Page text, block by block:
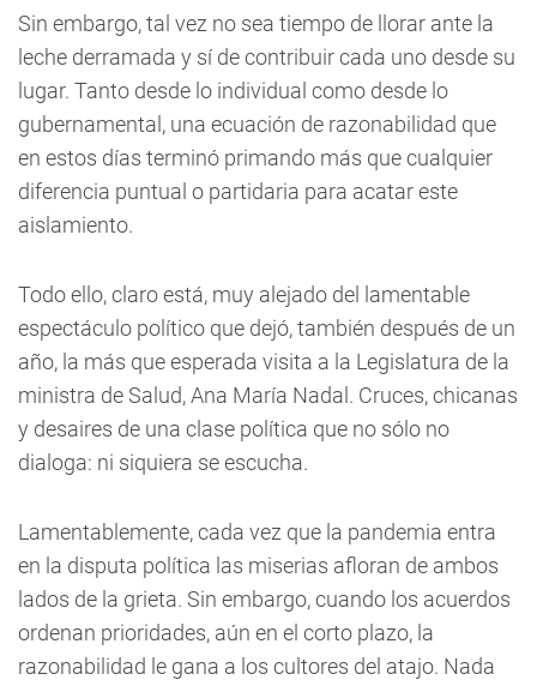
Sin embargo, tal vez no sea tiempo de llorar ante la
leche derramada y sí de contribuir cada uno desde su
lugar. Tanto desde lo individual como desde lo
gubernamental, una ecuación de razonabilidad que
en estos días terminó primando más que cualquier
diferencia puntual o partidaria para acatar este
aislamiento.
Todo ello, claro está, muy alejado del lamentable
espectáculo político que dejó, también después de un
año, la más que esperada visita a la Legislatura de la
ministra de Salud, Ana María Nadal. Cruces, chicanas
y desaires de una clase política que no sólo no
dialoga: ni siquiera se escucha.
Lamentablemente, cada vez que la pandemia entra
en la disputa política las miserias afloran de ambos
lados de la grieta. Sin embargo, cuando los acuerdos
ordenan prioridades, aún en el corto plazo, la
razonabilidad le gana a los cultores del atajo. Nada